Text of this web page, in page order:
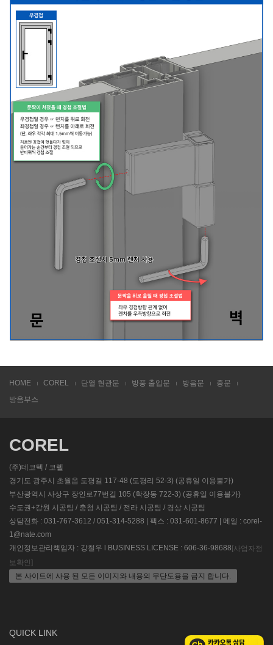
HOME COREL 단열 현관문 방풍 출입문 방음문
중문
방음부스
COREL
(주)데코텍 / 코렐
경기도 광주시 초월읍 도평길 117-48 (도평리 52-3) (공휴일 이용불가)
부산광역시 사상구 장인로77번길 105 (학장동 722-3) (공휴일 이용불가)
수도권+강원 시공팀 / 충청 시공팀 / 전라 시공팀 / 경상 시공팀
상담전화 : 031-767-3612 / 051-314-5288 | 팩스 : 031-601-8677 | 메일 : corel-
1@nate.com
개인정보관리책임자 : 강철우 l BUSINESS LICENSE : 606-36-98688[사업자정
보확인]
본 사이트에 사용 된 모든 이미지와 내용의 무단도용을 금지 합니다.
QUICK LINK